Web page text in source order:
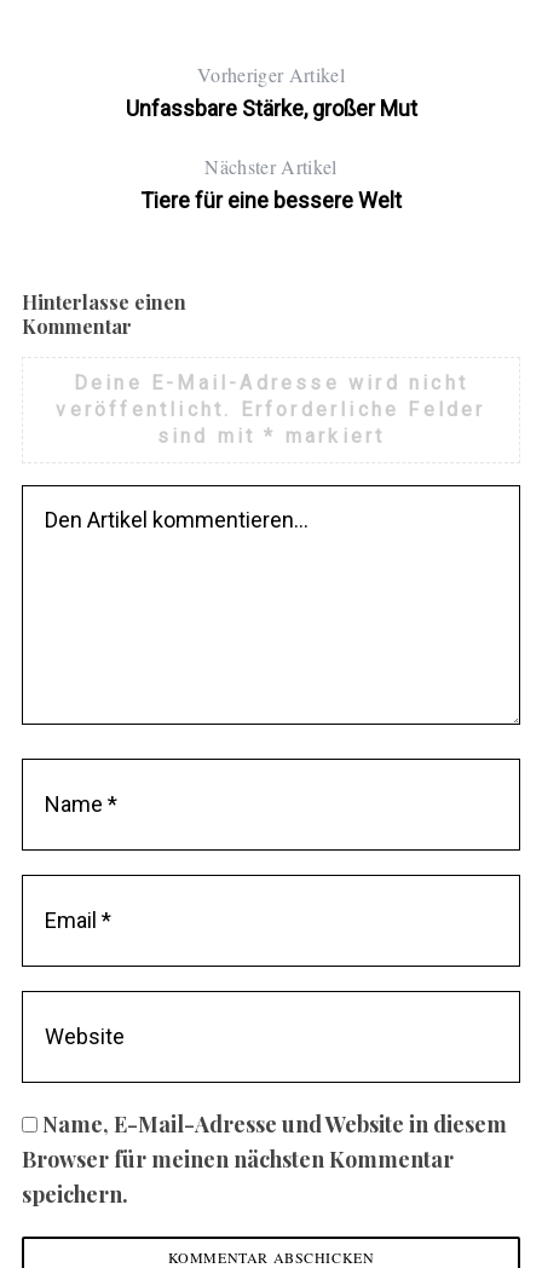
Vorheriger Artikel
Unfassbare Stärke, großer Mut
Nächster Artikel
Tiere für eine bessere Welt
Hinterlasse einen
Kommentar
Deine E-Mail-Adresse wird nicht
veröffentlicht.
Erforderliche Felder
sind mit* markiert
Name, E-Mail-Adresse und Website in diesem
Browser für meinen nächsten Kommentar
speichern.